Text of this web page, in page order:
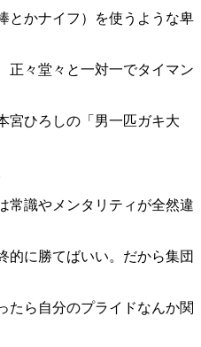
とかナイフ）を使うような卑
正々堂々と一対一でタイマン
宮ひろしの「男一匹ガキ大
常識やメンタリティが全然違
的に勝てばいい。だから集団
たら自分のプライドなんか関